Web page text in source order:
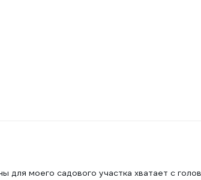
для моего садового участка хватает с